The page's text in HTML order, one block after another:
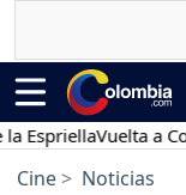
Vuelta a
Cine Noticias